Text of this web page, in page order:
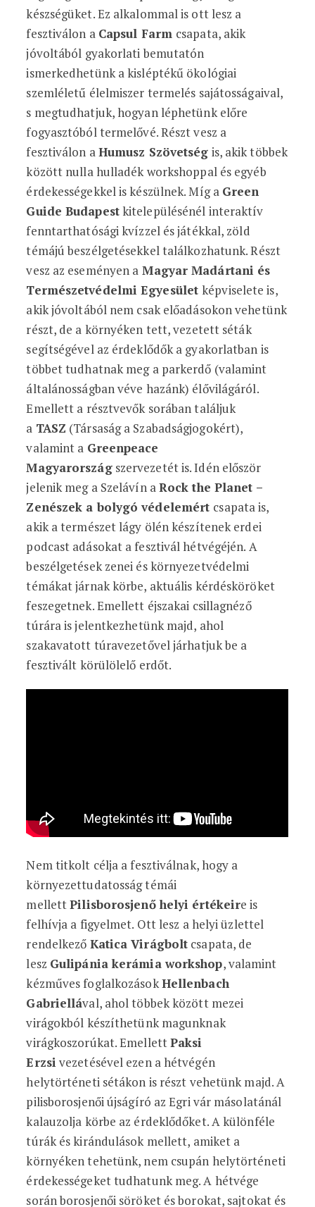
készségüket. Ez alkalommal is ott lesz a
fesztiválon a Capsul Farm csapata, akik
jóvoltából gyakorlati bemutatón
ismerkedhetünk a kisléptékű ökológiai
szemléletű élelmiszer termelés sajátosságaival,
s megtudhatjuk, hogyan léphetünk előre
fogyasztóból termelővé. Részt vesz a
fesztiválon aHumusz Szövetség is, akik többek
között nulla hulladék workshoppal és egyéb
érdekességekkel is készülnek. Míg a Green
Guide Budapestkitelepülésénél interaktív
fenntarthatósági kvízzel és játékkal, zöld
témájú beszélgetésekkel találkozhatunk. Részt
vesz az eseményen a Magyar Madártani és
Természetvédelmi Egyesületképviselete is,
akik jóvoltából nem csak előadásokon vehetünk
részt, de a környéken tett, vezetett séták
segítségével az érdeklődők a gyakorlatban is
többet tudhatnak meg a parkerdő (valamint
általánosságban véve hazánk) élővilágáról.
Emellett a résztvevők sorában találjuk
a TASZ (Társaság a Szabadságjogokért),
valamint a Greenpeace
Magyarországszervezetét is. Idén először
jelenik meg a Szelávín aRock the Planet –
Zenészek a bolygó védelemért csapata is,
akik a természet lágy ölén készítenek erdei
podcast adásokat a fesztivál hétvégéjén. A
beszélgetések zenei és környezetvédelmi
témákat járnak körbe, aktuális kérdésköröket
feszegetnek. Emellett éjszakai csillagnéző
túrára is jelentkezhetünk majd, ahol
szakavatott túravezetővel járhatjuk be a
fesztivált körülölelő erdőt.
Nem titkolt célja a fesztiválnak, hogy a
környezettudatosság témái
mellettPilisborosjenő helyi értékeire is
felhívja a figyelmet. Ott lesz a helyi üzlettel
rendelkező Katica Virágbolt csapata, de
lesz Gulipánia kerámia workshop, valamint
kézműves foglalkozásokHellenbach
Gabriellával, ahol többek között mezei
virágokból készíthetünk magunknak
virágkoszorúkat. EmellettPaksi
Erzsi vezetésével ezen a hétvégén
helytörténeti sétákon is részt vehetünk majd. A
pilisborosjenői újságíró az Egri vár másolatánál
kalauzolja körbe az érdeklődőket. A különféle
túrák és kirándulások mellett, amiket a
környéken tehetünk, nem csupán helytörténeti
érdekességeket tudhatunk meg. A hétvége
során borosjenői söröket és borokat, sajtokat és